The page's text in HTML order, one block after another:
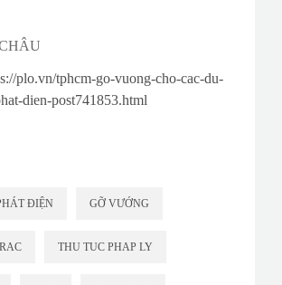
plo.vn/tphcm-go-vuong-cho-cac-du-
dien-post741853.html
ĐIỆN GỠ VƯỚNG
THU TUC PHAP LY